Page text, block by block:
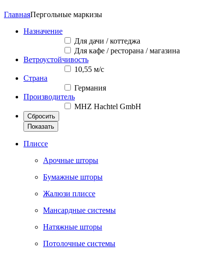
ГлавнаяПергольные маркизы
Назначение
Для дачи / коттеджа
Для кафе / ресторана / магазина
Ветроустойчивость
10,55 м/с
Страна
Германия
Производитель
MHZ Hachtel GmbH
Сбросить
Показать
Плиссе
Арочные шторы
Бумажные шторы
Жалюзи плиссе
Мансардные системы
Натяжные шторы
Потолочные системы